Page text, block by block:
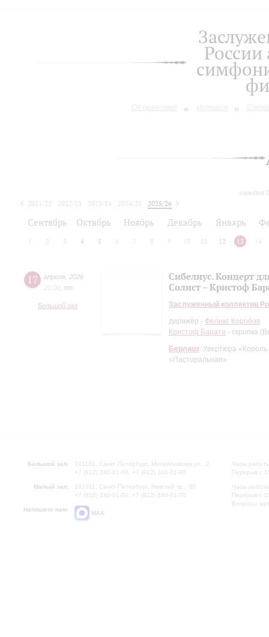
Об оркестре История
сегодня
2021/22 2022/23 2023/24 2024/25
2025/26
Сентябрь Октябрь Ноябрь Декабрь Январь
2 3 4 5 6 7 8 9 10 11 12 13 14
17 апреля 2026
20:00 пт
Большой зал
Сибелиус. Концерт
Солист – Кристоф
Заслуженный коллектив
дирижёр - Феликс Коробов
Кристоф Барати - скрипка
Берлиоз: Увертюра
«Пасторальная»
Большой зал:
191186, Санкт-Петербург, Михайловская ул., 2
+7 (812) 240-01-00, +7 (812) 240-01-80
Малый зал:
191011, Санкт-Петербург, Невский пр., 30
+7 (812) 240-01-00, +7 (812) 240-01-70
Напишите нам:
MAX
Часы
Перерыв с
Часы
Перерыв с
Вопросы